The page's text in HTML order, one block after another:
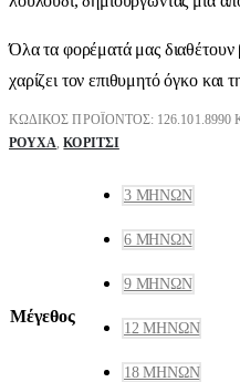
Όλα τα φορέματά μας
χαρίζει τον επιθυμητό όγκο και
ΚΩΔΙΚΌΣ ΠΡΟΪΌΝΤΟΣ: 126.101.8990
ΡΟΎΧΑ ,ΚΟΡΊΤΣΙ
Μέγεθος
3 ΜΗΝΏΝ
6 ΜΗΝΏΝ
9 ΜΗΝΏΝ
12 ΜΗΝΏΝ
18 ΜΗΝΏΝ